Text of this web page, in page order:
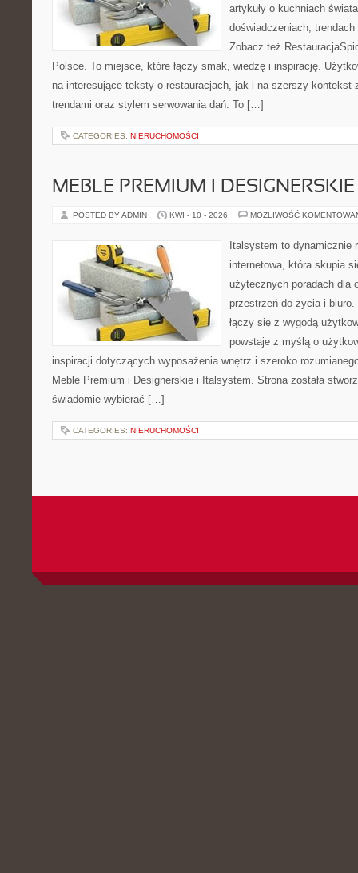
artykuły o kuchniach
doświadczeniach,
Zobacz też
Polsce. To miejsce, które łączy smak, wiedzę i inspirację.
na interesujące teksty o restauracjach, jak i na szerszy kontekst
trendami oraz stylem serwowania dań. To […]
CATEGORIES: NIERUCHOMOŚCI
MEBLE PREMIUM I DESIGNERSKIE
POSTED BY ADMIN KWI - 10 - 2026 MOŻLIWOŚĆ
Italsystem to dynamicznie
internetowa, która skupia
użytecznych poradach dla
przestrzeń do życia i
łączy się z wygodą
powstaje z myślą o
inspiracji dotyczących wyposażenia wnętrz i szeroko
Meble Premium i Designerskie i Italsystem. Strona została
świadomie wybierać […]
CATEGORIES: NIERUCHOMOŚCI